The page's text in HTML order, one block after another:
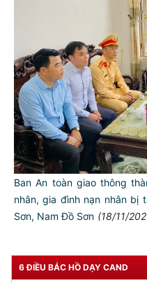
Ban An toàn giao thông
nhân, gia đình nạn nhân bị
Sơn, Nam Đồ Sơn (18/11/
6 ĐIỀU BÁC HỒ DẠY CAND
NGƯỜI CÔNG
Đối với tự mình, phải
CẦN,
Đối với đồng sự, phải
Đối với chính phủ, phải
TUYỆT ĐỐI